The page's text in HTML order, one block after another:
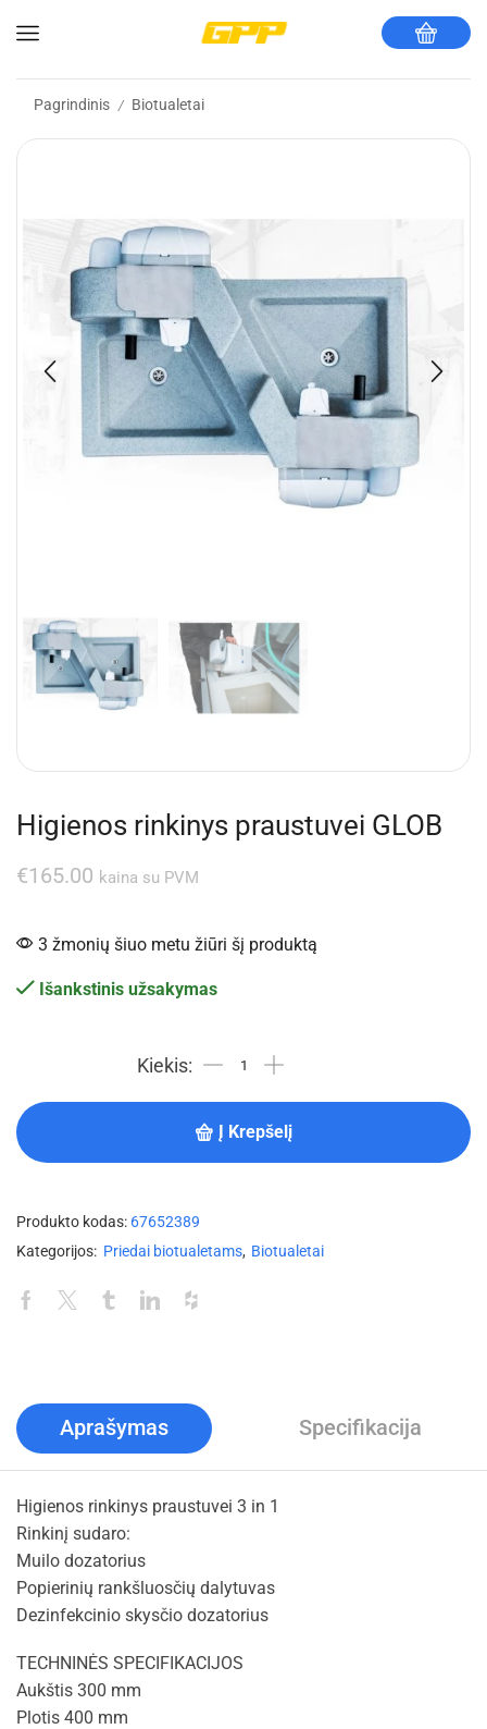
Pagrindinis / Biotualetai
Higienos rinkinys praustuvei GLOB
€165.00 kaina su PVM
3 žmonių šiuo metu žiūri šį produktą
Išankstinis užsakymas
Į Krepšelį
Produkto kodas: 67652389
Kategorijos: Priedai biotualetams, Biotualetai
Aprašymas Specifikacija
Higienos rinkinys praustuvei 3 in 1
Rinkinį sudaro:
Muilo dozatorius
Popierinių rankšluosčių dalytuvas
Dezinfekcinio skysčio dozatorius
TECHNINĖS SPECIFIKACIJOS
Aukštis 300 mm
Plotis 400 mm